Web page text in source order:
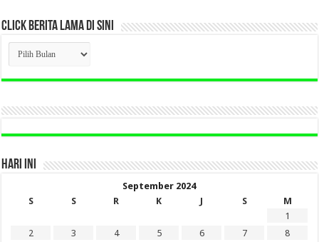
CLICK BERITA LAMA DI SINI
CLICK
BERITA
LAMA
DI
HARI INI
September 2024
S
S R K J S
M
1
2
3 4 5 6 7
8